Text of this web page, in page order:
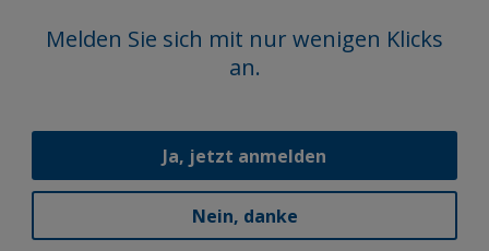
Melden Sie sich mit nur wenigen Klicks
an.
Ja, jetzt anmelden
Nein, danke